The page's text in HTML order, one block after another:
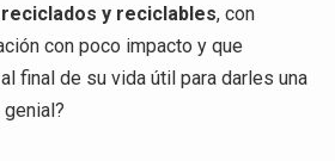
y reciclables, con
con poco impacto y que
final de su vida útil para darles una